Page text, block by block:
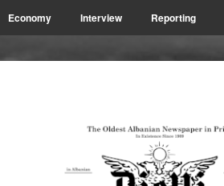
Economy Interview Reporting